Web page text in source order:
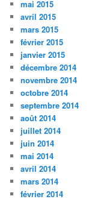
mai 2015
avril 2015
mars 2015
février 2015
janvier 2015
décembre 2014
novembre 2014
octobre 2014
septembre 2014
août 2014
juillet 2014
juin 2014
mai 2014
avril 2014
mars 2014
février 2014